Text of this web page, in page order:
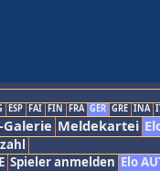
ESP FAI FIN FRA GER GRE INA
Galerie Meldekartei
Spieler anmelden Elo